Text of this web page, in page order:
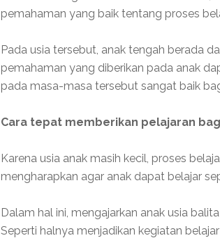
pemahaman yang baik tentang proses
Pada usia tersebut, anak tengah berada
pemahaman yang diberikan pada anak
pada masa-masa tersebut sangat baik
Cara tepat memberikan pelajaran
Karena usia anak masih kecil, proses
mengharapkan agar anak dapat belajar
Dalam hal ini, mengajarkan anak usia
Seperti halnya menjadikan kegiatan